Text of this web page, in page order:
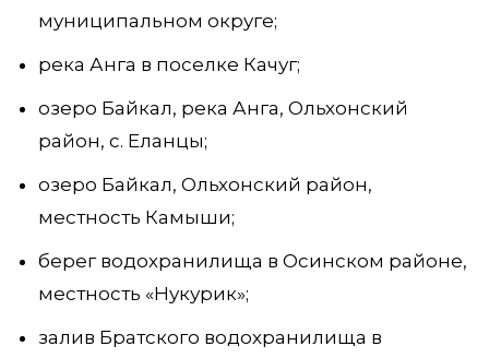
муниципальном округе;
река Анга в поселке Качуг;
озеро Байкал, река Анга, Ольхонский
район, с. Еланцы;
озеро Байкал, Ольхонский район,
местность Камыши;
берег водохранилища в Осинском районе,
местность «Нукурик»;
залив Братского водохранилища в